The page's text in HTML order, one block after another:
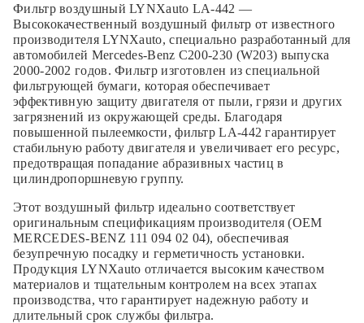
Фильтр воздушный LYNXauto LA-442 —
Высококачественный воздушный фильтр от известного
производителя LYNXauto, специально разработанный для
автомобилей Mercedes-Benz C200-230 (W203) выпуска
2000-2002 годов. Фильтр изготовлен из специальной
фильтрующей бумаги, которая обеспечивает
эффективную защиту двигателя от пыли, грязи и других
загрязнений из окружающей среды. Благодаря
повышенной пылеемкости, фильтр LA-442 гарантирует
стабильную работу двигателя и увеличивает его ресурс,
предотвращая попадание абразивных частиц в
цилиндропоршневую группу.
Этот воздушный фильтр идеально соответствует
оригинальным спецификациям производителя (OEM
MERCEDES-BENZ 111 094 02 04), обеспечивая
безупречную посадку и герметичность установки.
Продукция LYNXauto отличается высоким качеством
материалов и тщательным контролем на всех этапах
производства, что гарантирует надежную работу и
длительный срок службы фильтра.